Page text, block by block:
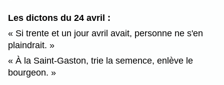
Les dictons du 24 avril :
Si trente et un jour avril avait, personne ne s'en
plaindrait.
À la Saint-Gaston, trie la semence, enlève le
bourgeon.